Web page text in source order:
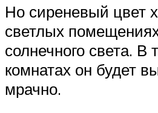
Но сиреневый цвет
светлых
солнечного света. В
комнатах он будет
мрачно.